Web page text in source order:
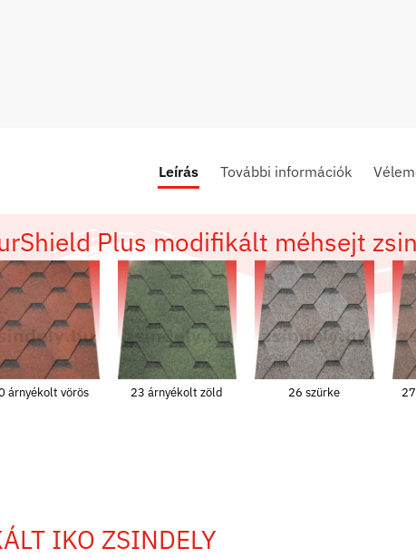
Leírás További információk
Plus modifikált méhsejt
árnyékolt vörös 23 árnyékolt zöld 26 szürke
IKO ZSINDELY